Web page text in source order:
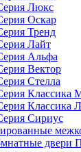
Люкс
Оскар
Тренд
Лайт
Альфа
Вектор
Стелла
Классика
Классика
Сириус
двери